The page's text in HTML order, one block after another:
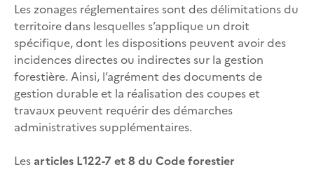
Les zonages réglementaires sont des délimitations du
territoire dans lesquelles s’applique un droit
spécifique, dont les dispositions peuvent avoir des
incidences directes ou indirectes sur la gestion
forestière. Ainsi, l’agrément des documents de
gestion durable et la réalisation des coupes et
travaux peuvent requérir des démarches
administratives supplémentaires.
Les articles L122-7 et 8 du Code forestier